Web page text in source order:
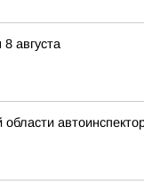
августа